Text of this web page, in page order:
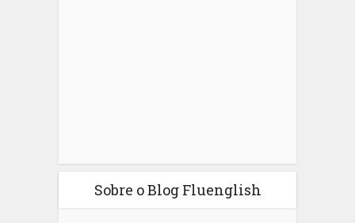
Sobre o Blog Fluenglish